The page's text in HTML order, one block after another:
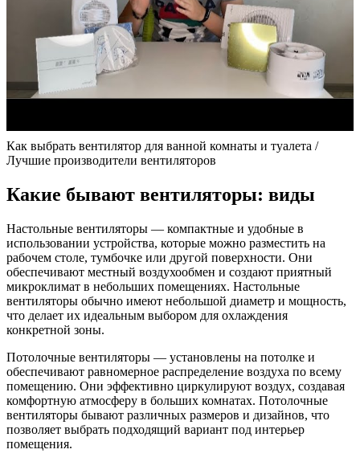
Как выбрать вентилятор для ванной комнаты и туалета /
Лучшие производители вентиляторов
Какие бывают вентиляторы: виды
Настольные вентиляторы — компактные и удобные в
использовании устройства, которые можно разместить на
рабочем столе, тумбочке или другой поверхности. Они
обеспечивают местный воздухообмен и создают приятный
микроклимат в небольших помещениях. Настольные
вентиляторы обычно имеют небольшой диаметр и мощность,
что делает их идеальным выбором для охлаждения
конкретной зоны.
Потолочные вентиляторы — установлены на потолке и
обеспечивают равномерное распределение воздуха по всему
помещению. Они эффективно циркулируют воздух, создавая
комфортную атмосферу в больших комнатах. Потолочные
вентиляторы бывают различных размеров и дизайнов, что
позволяет выбрать подходящий вариант под интерьер
помещения.